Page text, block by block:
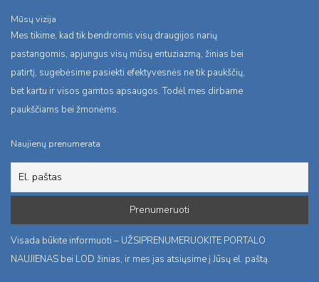
Mūsų vizija
Mes tikime, kad tik bendromis visų draugijos narių
pastangomis, apjungus visų mūsų entuziazmą, žinias bei
patirtį, sugebėsime pasiekti efektyvesnės ne tik paukščių,
bet kartu ir visos gamtos apsaugos. Todėl mes dirbame
paukščiams bei žmonėms.
Naujienų prenumerata
Visada būkite informuoti – UŽSIPRENUMERUOKITE PORTALO
NAUJIENAS bei LOD žinias, ir mes jas atsiųsime į Jūsų el. paštą.